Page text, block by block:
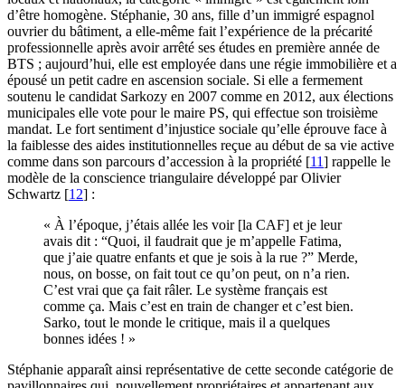
d’être homogène. Stéphanie, 30 ans, fille d’un immigré espagnol
ouvrier du bâtiment, a elle-même fait l’expérience de la précarité
professionnelle après avoir arrêté ses études en première année de
BTS ; aujourd’hui, elle est employée dans une régie immobilière et a
épousé un petit cadre en ascension sociale. Si elle a fermement
soutenu le candidat Sarkozy en 2007 comme en 2012, aux élections
municipales elle vote pour le maire PS, qui effectue son troisième
mandat. Le fort sentiment d’injustice sociale qu’elle éprouve face à
la faiblesse des aides institutionnelles reçue au début de sa vie active
comme dans son parcours d’accession à la propriété [11] rappelle le
modèle de la conscience triangulaire développé par Olivier
Schwartz [12] :
« À l’époque, j’étais allée les voir [la CAF] et je leur
avais dit : “Quoi, il faudrait que je m’appelle Fatima,
que j’aie quatre enfants et que je sois à la rue ?” Merde,
nous, on bosse, on fait tout ce qu’on peut, on n’a rien.
C’est vrai que ça fait râler. Le système français est
comme ça. Mais c’est en train de changer et c’est bien.
Sarko, tout le monde le critique, mais il a quelques
bonnes idées ! »
Stéphanie apparaît ainsi représentative de cette seconde catégorie de